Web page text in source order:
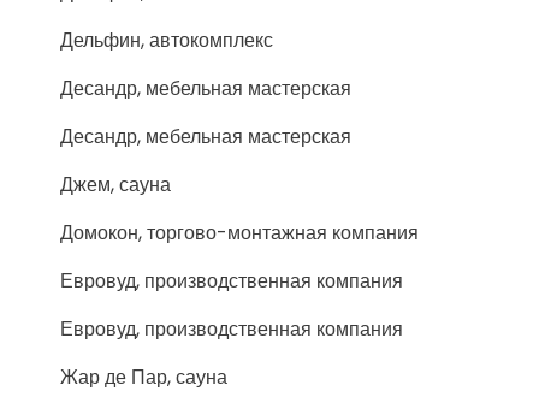
Дельфин, автокомплекс
Десандр, мебельная мастерская
Десандр, мебельная мастерская
Джем, сауна
Домокон, торгово-монтажная компания
Евровуд, производственная компания
Евровуд, производственная компания
Жар де Пар, сауна